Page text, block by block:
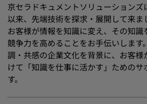
京セラドキュメントソリューション
以来、先端技術を探求・展開して来ま
お客様が情報を知識に変え、その知識
競争力を高めることをお手伝いします
調・共感の企業文化を背景に、お客様
けて「知識を仕事に活かす」ためのサ
す。